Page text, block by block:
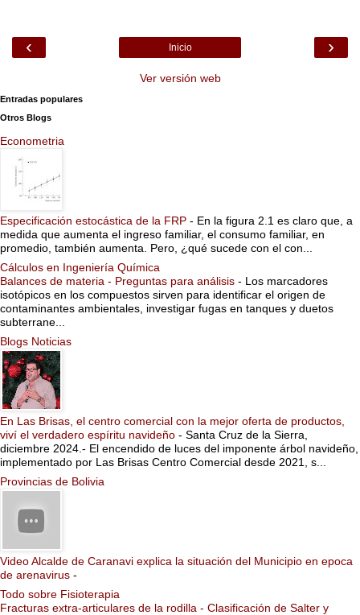
‹ ›
Inicio
Ver versión web
Entradas populares
Otros Blogs
Econometria
Especificación estocástica de la FRP - En la figura 2.1 es claro que, a
medida que aumenta el ingreso familiar, el consumo familiar, en
promedio, también aumenta. Pero, ¿qué sucede con el con...
Cálculos en Ingeniería Química
Balances de materia - Preguntas para análisis - Los marcadores
isotópicos en los compuestos sirven para identificar el origen de
contaminantes ambientales, investigar fugas en tanques y duetos
subterrane...
Blogs Noticias
En Las Brisas, el centro comercial con la mejor oferta de productos,
viví el verdadero espíritu navideño - Santa Cruz de la Sierra,
diciembre 2024.- El encendido de luces del imponente árbol navideño,
implementado por Las Brisas Centro Comercial desde 2021, s...
Provincias de Bolivia
Video Alcalde de Caranavi explica la situación del Municipio en epoca
de arenavirus -
Todo sobre Fisioterapia
Fracturas extra-articulares de la rodilla - Clasificación de Salter y